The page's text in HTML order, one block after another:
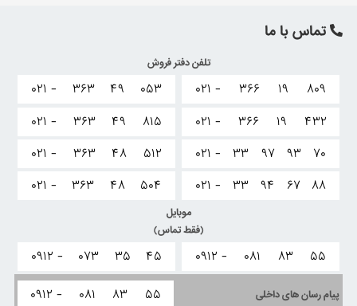
تماس با ما
تلفن دفتر فروش
۰۲۱ - ۳۶۶ ۱۹
۸۰۹
۰۲۱ -
۳۶۶ ۱۹
۴۳۲
۰۲۱ -
۳۳ ۹۷ ۹۳
۷۰
۰۲۱ -
۳۳ ۹۴ ۶۷ ۸۸
۰۲۱ - ۳۶۳ ۴۹
۰۵۳
۰۲۱ -
۳۶۳ ۴۹
۸۱۵
۰۲۱ -
۳۶۳ ۴۸
۵۱۲
۰۲۱ -
۳۶۳ ۴۸ ۵۰۴
موبایل
(فقط تماس)
۰۹۱۲ - ۰۸۱ ۸۳ ۵۵ ۰۹۱۲ - ۰۷۳ ۳۵ ۴۵
پیام رسان های داخلی ۰۹۱۲ - ۰۸۱ ۸۳ ۵۵